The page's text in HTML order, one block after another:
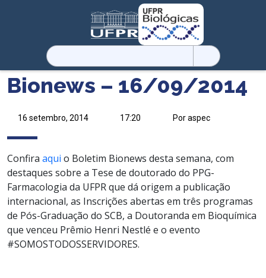
Pesquisar
por:
Bionews – 16/09/2014
16 setembro, 2014 17:20 Por aspec
Confira aqui o Boletim Bionews desta semana, com
destaques sobre a Tese de doutorado do PPG-
Farmacologia da UFPR que dá origem a publicação
internacional, as Inscrições abertas em três programas
de Pós-Graduação do SCB, a Doutoranda em Bioquímica
que venceu Prêmio Henri Nestlé e o evento
#SOMOSTODOSSERVIDORES.